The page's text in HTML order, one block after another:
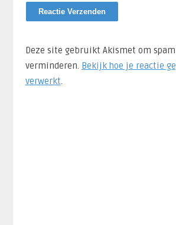
Deze site gebruikt Akismet om
verminderen. Bekijk hoe je reactie
verwerkt.